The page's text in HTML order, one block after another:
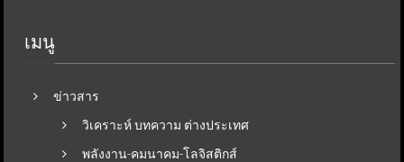
เมนู
ข่าวสาร
วิเคราะห์ บทความ ต่างประเทศ
พลังงาน-คมนาคม-โลจิสติกส์